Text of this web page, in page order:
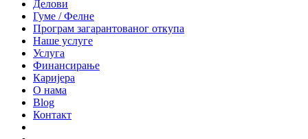
Делови
Гуме / Фелне
Програм загарантованог откупа
Наше услуге
Услуга
Финансирање
Каријера
О нама
Blog
Контакт